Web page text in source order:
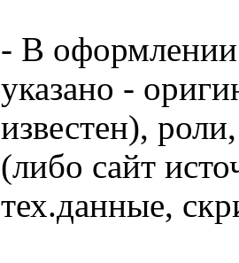
- В
указано -
известен),
(либо сайт
тех.данные,